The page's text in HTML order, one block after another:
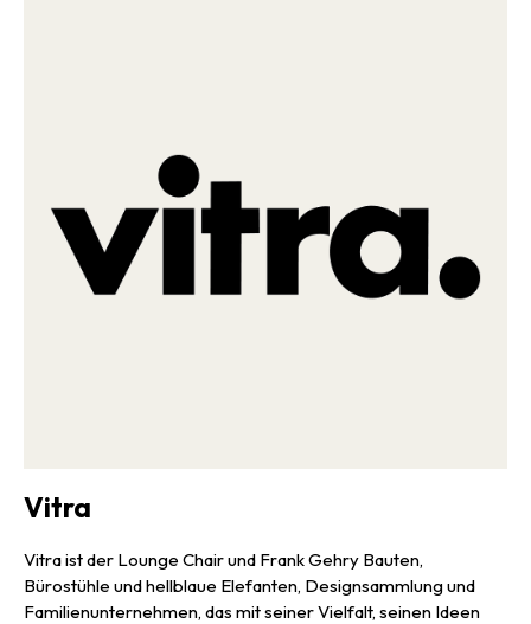
Vitra
Vitra ist der Lounge Chair und Frank Gehry Bauten,
Bürostühle und hellblaue Elefanten, Designsammlung und
Familienunternehmen, das mit seiner Vielfalt, seinen Ideen